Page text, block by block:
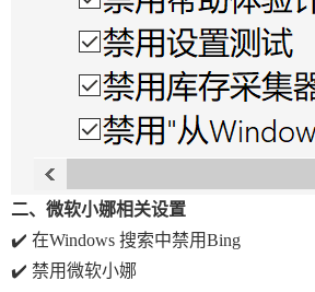
二、微软小娜相关设置
✔️ 在Windows 搜索中禁用Bing
✔️ 禁用微软小娜